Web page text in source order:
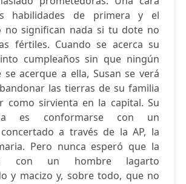
habilidades de primera y el
no significan nada si tu dote no
fértiles. Cuando se acerca su
cumpleaños sin que ningún
se acerque a ella, Susan se verá
las tierras de su familia
como sirvienta en la capital. Su
es conformarse con un
a través de la AP, la
Pero nunca esperó que la
con un hombre lagarto
y macizo y, sobre todo, que no